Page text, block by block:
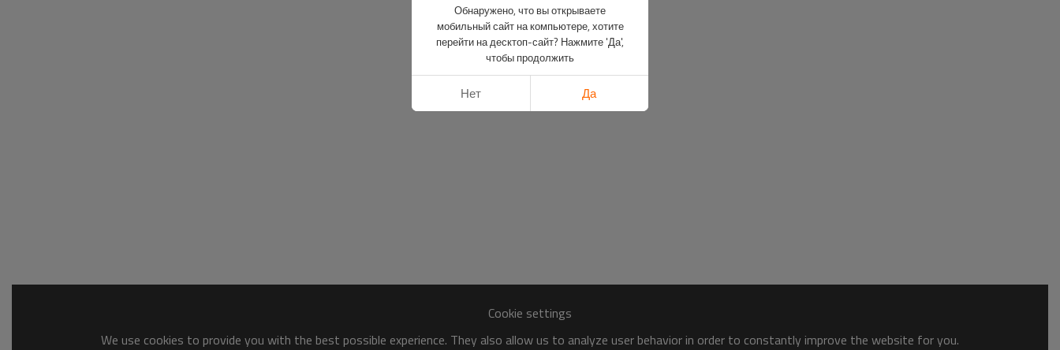
Cookie settings
We use cookies to provide you with the best possible experience. They also allow us to analyze user behavior in order to constantly improve the website for you.
Обнаружено, что вы открываете
мобильный сайт на компьютере, хотите
перейти на десктоп-сайт? Нажмите 'Да',
чтобы продолжить
Нет Да